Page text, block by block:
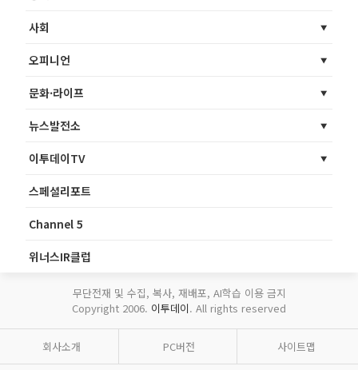
사회
오피니언
문화·라이프
뉴스발전소
이투데이TV
스페셜리포트
Channel 5
위너스IR클럽
무단전재 및 수집, 복사, 재배포, AI학습 이용 금지
Copyright 2006. 이투데이. All rights reserved
회사소개 PC버전 사이트맵